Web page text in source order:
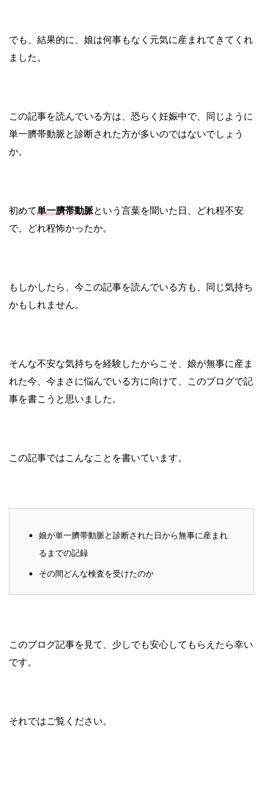
でも、結果的に、娘は何事もなく元気に産まれてきてくれ
ました。
この記事を読んでいる方は、恐らく妊娠中で、同じように
単一臍帯動脈と診断された方が多いのではないでしょう
か。
初めて単一臍帯動脈という言葉を聞いた日、どれ程不安
で、どれ程怖かったか。
もしかしたら、今この記事を読んでいる方も、同じ気持ち
かもしれません。
そんな不安な気持ちを経験したからこそ、娘が無事に産ま
れた今、今まさに悩んでいる方に向けて、このブログで記
事を書こうと思いました。
この記事ではこんなことを書いています。
娘が単一臍帯動脈と診断された日から無事に産まれ
るまでの記録
その間どんな検査を受けたのか
このブログ記事を見て、少しでも安心してもらえたら幸い
です。
それではご覧ください。